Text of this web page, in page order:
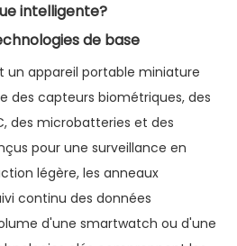
intelligente?
de base
un appareil portable miniature
des capteurs biométriques, des
des microbatteries et des
pour une surveillance en
légère, les anneaux
continu des données
d'une smartwatch ou d'une